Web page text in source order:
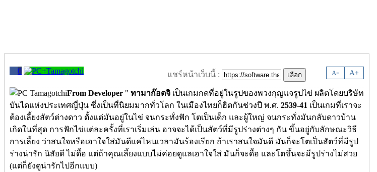
0 A- A+
แชร์หน้าเว็บนี้ :
From Developer " ทามาก๊อตจิ เป็นเกมกดที่อยู่ในรูปของพวงกุญแจรูปไข่ ผลิตโดยบริษัท
บันไดแห่งประเทศญี่ปุ่น ซึ่งเป็นที่นิยมมากทั่วโลก ในเมืองไทยก็ฮิตกันช่วงปี พ.ศ. 2539-41 เป็นเกมที่เราจะ
ต้องเลี้ยงสัตว์ต่างดาว ตั้งแต่มันอยู่ในไข่ จนกระทั่งฟัก โตเป็นเด็ก และผู้ใหญ่ จนกระทั่งมันกลับดาวบ้าน
เกิดในที่สุด การฟักไข่แต่ละครั้งที่เราเริ่มเล่น อาจจะได้เป็นสัตว์ที่มีรูปร่างต่างๆ กัน ขึ้นอยู่กับลักษณะวิธี
การเลี้ยง ว่าสนใจหรือเอาใจใส่มันดีแค่ไหนเวลามันร้องเรียก ถ้าเราสนใจมันดี มันก็จะโตเป็นสัตว์ที่มีรูป
ร่างน่ารัก นิสัยดี ไม่ดื้อ แต่ถ้าคุณเลี้ยงแบบไม่ค่อยดูแลเอาใจใส่ มันก็จะดื้อ และโตขึ้นจะมีรูปร่างไม่สวย
(แต่ก็ยังดูน่ารักไปอีกแบบ)